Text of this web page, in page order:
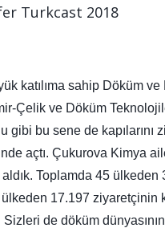
Turkcast 2018
katılıma sahip Döküm
Çelik ve Döküm
gibi bu sene de
açtı. Çukurova Kimya
Toplamda 45 ülkeden
ülkeden 17.197 ziyaretçinin
de döküm